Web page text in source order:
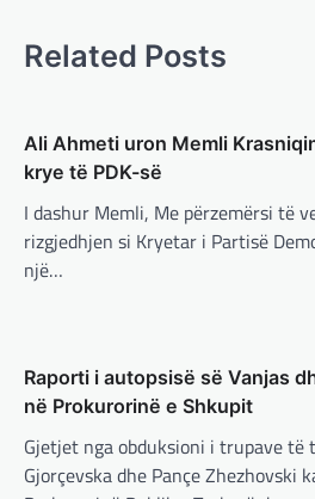
Related Posts
Ali Ahmeti uron Memli
krye të PDK-së
I dashur Memli, Me përzemërsi të
rizgjedhjen si Kryetar i Partisë
një…
Raporti i autopsisë së Vanjas
në Prokurorinë e Shkupit
Gjetjet nga obduksioni i trupave të
Gjorçevska dhe Pançe Zhezhovski
bashkëpunimin e saj
Erdogan:
palestinez
adminadmin
BOTA, FUN, LAJME ,
RAJONI,SPECIALE
Konkurrenti
aksionet e tij